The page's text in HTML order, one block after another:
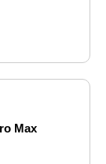
Max